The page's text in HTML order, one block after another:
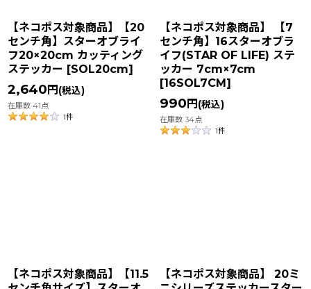
【ネコポス対象商品】【20
センチ角】スターオブライ
フ20×20cm カッティング
ステッカー [SOL20cm]
2,640 円 (税込)
在庫数 41点
1件
【ネコポス対象商品】 【7
センチ角】16スターオブラ
イフ(STAR OF LIFE) ステ
ッカー 7cm×7cm
[16SOL7CM]
990 円 (税込)
在庫数 34点
1件
【ネコポス対象商品】【11.5
【ネコポス対象商品】 20ミ